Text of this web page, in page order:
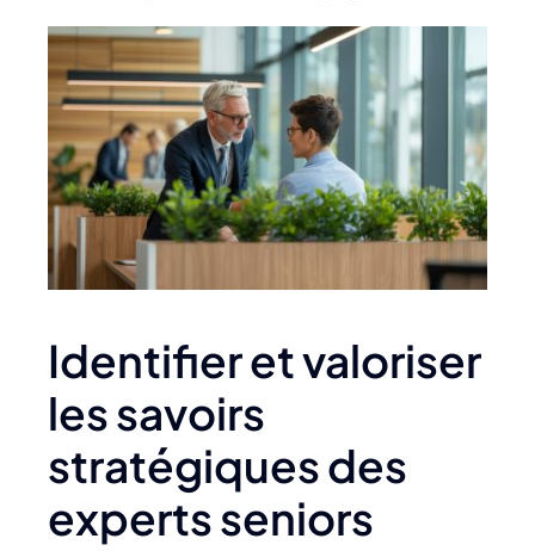
Identifier et valoriser
les savoirs
stratégiques des
experts seniors